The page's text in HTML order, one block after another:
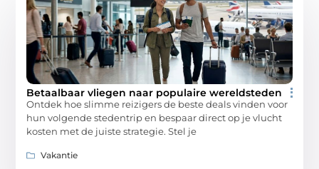
Betaalbaar vliegen naar populaire wereldsteden
Ontdek hoe slimme reizigers de beste deals vinden voor
hun volgende stedentrip en bespaar direct op je vlucht
kosten met de juiste strategie. Stel je
Vakantie